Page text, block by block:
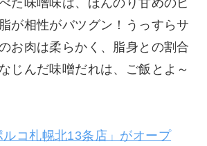
が相性がバツグン！うっすらサ
お肉は柔らかく、脂身との割合
じんだ味噌だれは、ご飯とよ～
コ札幌北13条店」がオープ